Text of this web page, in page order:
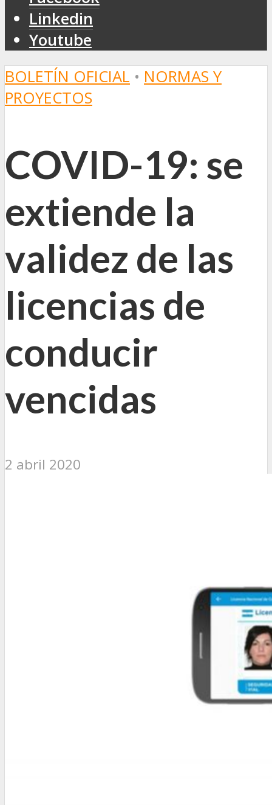
Linkedin
Youtube
BOLETÍN OFICIAL • NORMAS Y
PROYECTOS
COVID-19: se
extiende la
validez de las
licencias de
conducir
vencidas
2 abril 2020